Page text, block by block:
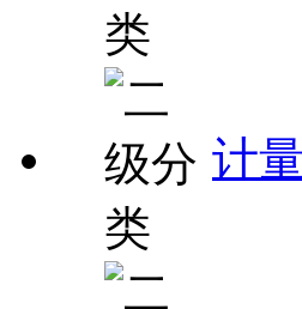
计